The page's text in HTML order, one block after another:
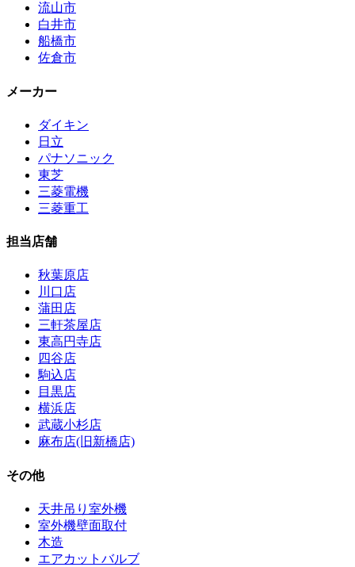
流山市
白井市
船橋市
佐倉市
メーカー
ダイキン
日立
パナソニック
東芝
三菱電機
三菱重工
担当店舗
秋葉原店
川口店
蒲田店
三軒茶屋店
東高円寺店
四谷店
駒込店
目黒店
横浜店
武蔵小杉店
麻布店(旧新橋店)
その他
天井吊り室外機
室外機壁面取付
木造
エアカットバルブ